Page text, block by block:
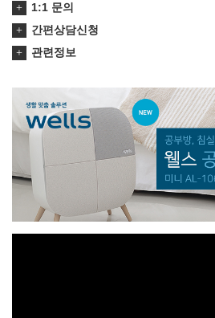
1:1 문의
간편상담신청
관련정보